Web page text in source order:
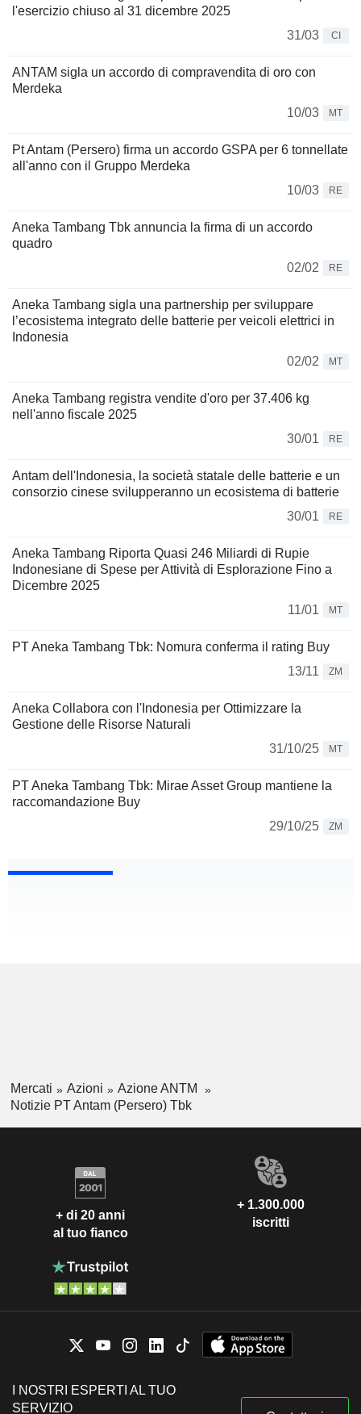
l'esercizio chiuso al 31 dicembre 2025
31/03
CI
ANTAM sigla un accordo di compravendita di oro con
Merdeka
10/03
MT
Pt Antam (Persero) firma un accordo GSPA per 6 tonnellate
all'anno con il Gruppo Merdeka
10/03
RE
Aneka Tambang Tbk annuncia la firma di un accordo
quadro
02/02
RE
Aneka Tambang sigla una partnership per sviluppare
l’ecosistema integrato delle batterie per veicoli elettrici in
Indonesia
02/02
MT
Aneka Tambang registra vendite d'oro per 37.406 kg
nell'anno fiscale 2025
30/01
RE
Antam dell'Indonesia, la società statale delle batterie e un
consorzio cinese svilupperanno un ecosistema di batterie
30/01
RE
Aneka Tambang Riporta Quasi 246 Miliardi di Rupie
Indonesiane di Spese per Attività di Esplorazione Fino a
Dicembre 2025
11/01
MT
PT Aneka Tambang Tbk: Nomura conferma il rating Buy
13/11
ZM
Aneka Collabora con l'Indonesia per Ottimizzare la
Gestione delle Risorse Naturali
31/10/25
MT
PT Aneka Tambang Tbk: Mirae Asset Group mantiene la
raccomandazione Buy
29/10/25
ZM
Mercati Azioni
Azione ANTM
Notizie PT Antam (Persero) Tbk
+ di 20 anni
al tuo fianco
+ 1.300.000
iscritti
I NOSTRI ESPERTI AL TUO
SERVIZIO